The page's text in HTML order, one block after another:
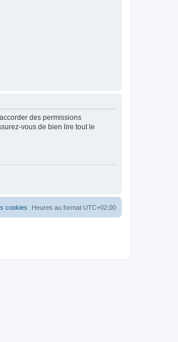
des permissions
vous de bien lire tout le
Heures au format UTC+02:00
cookies